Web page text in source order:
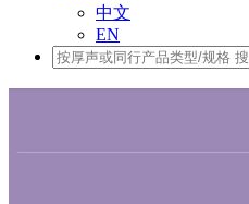
中文
EN